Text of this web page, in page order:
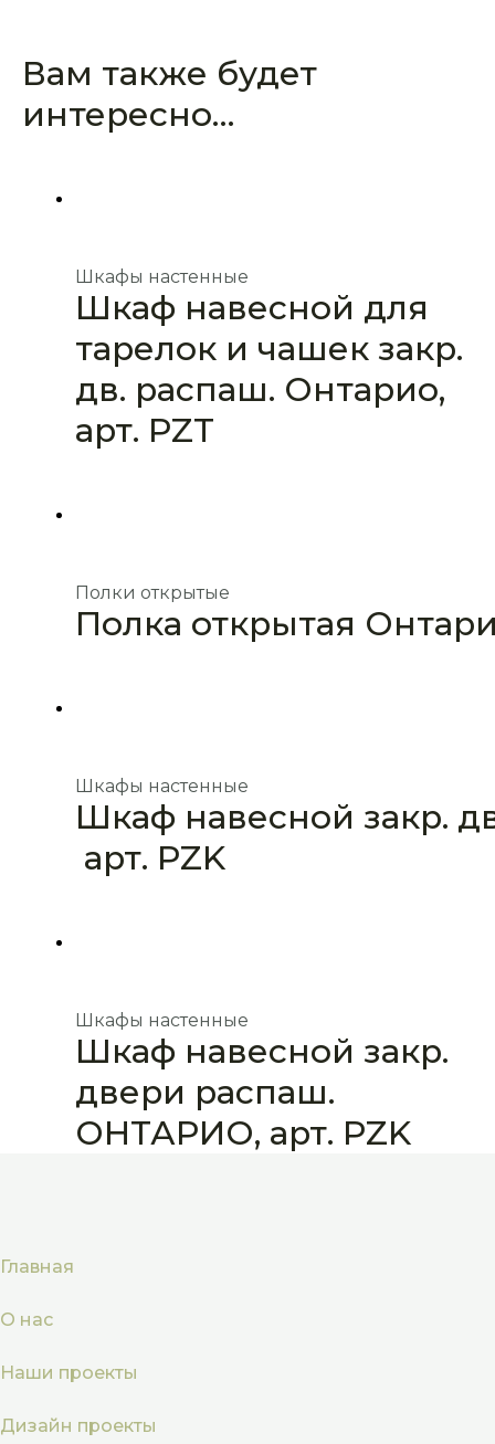
Вам также будет
интересно…
Шкафы настенные
Шкаф навесной для
тарелок и чашек закр.
дв. распаш. Онтарио,
арт. PZT
Полки открытые
Полка открытая
Шкафы настенные
Шкаф навесной закр.
арт. PZK
Шкафы настенные
Шкаф навесной закр.
двери распаш.
ОНТАРИО, арт. PZK
Главная
О нас
Наши проекты
Дизайн проекты